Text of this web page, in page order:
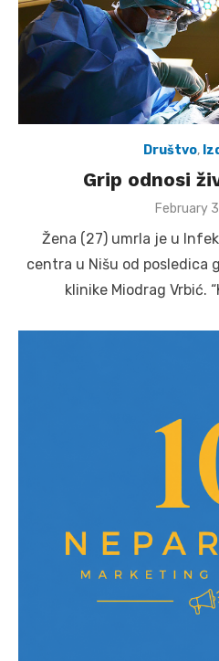
Društvo,
Grip odnosi
Posted
February
Žena (27) umrla je u
centra u Nišu od posledica
klinike Miodrag Vrbić.